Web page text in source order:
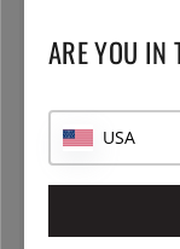
ÖSTLIN
ARE YOU IN
USA